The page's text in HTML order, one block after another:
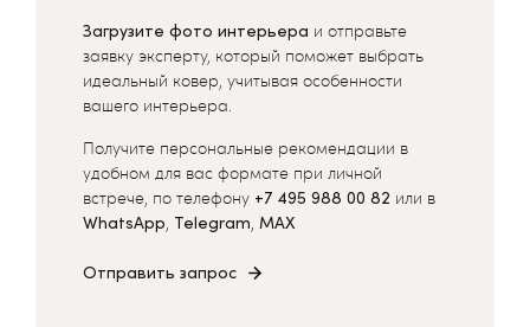
Загрузите фото интерьера и отправьте
заявку эксперту, который поможет выбрать
идеальный ковер, учитывая особенности
вашего интерьера.
Получите персональные рекомендации в
удобном для вас формате при личной
встрече, по телефону +7 495 988 00 82 или в
WhatsApp, Telegram, MAX
Отправить запрос